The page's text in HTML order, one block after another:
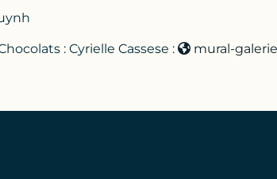
: Cyrielle Cassese : mural-